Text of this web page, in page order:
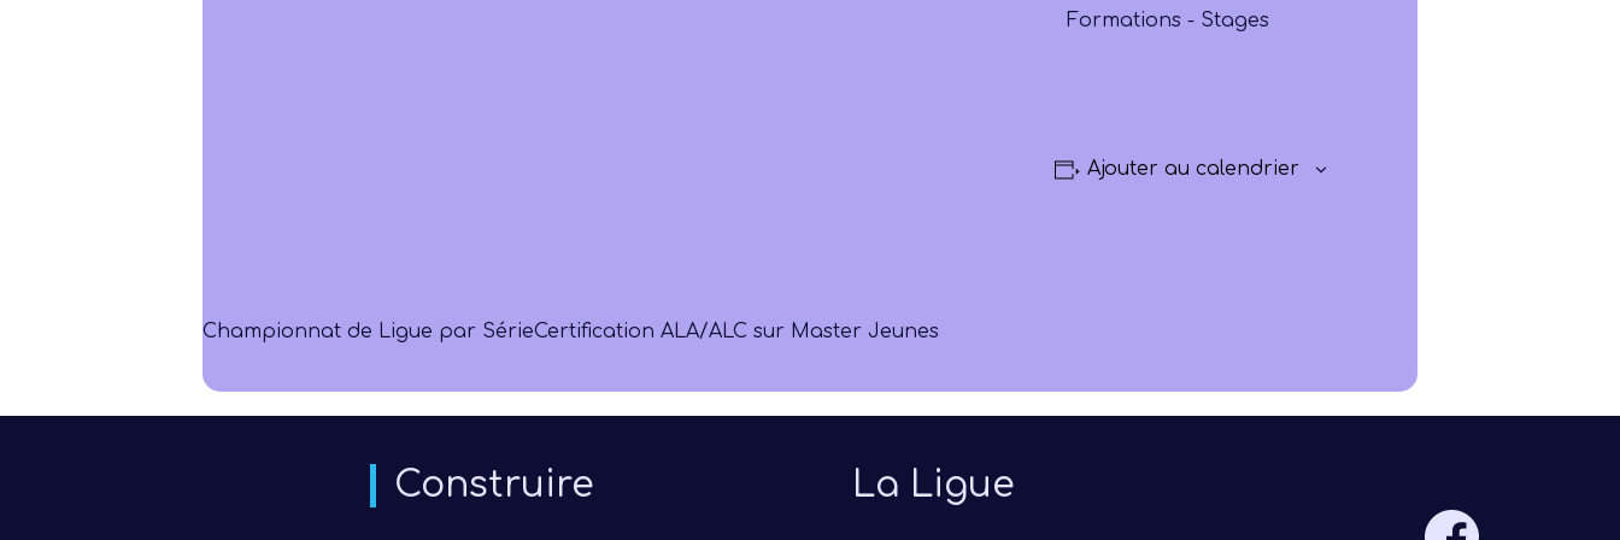
Progresser
Formations - Stages
Ajouter au calendrier
Championnat de Ligue par SérieCertification ALA/ALC sur Master Jeunes
Construire La Ligue